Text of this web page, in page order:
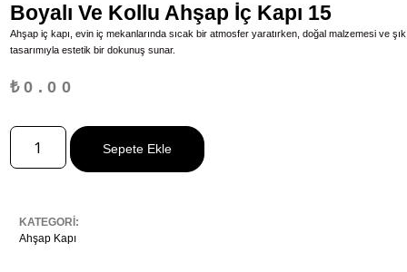
Boyalı Ve Kollu Ahşap İç Kapı 15
Ahşap iç kapı, evin iç mekanlarında sıcak bir atmosfer yaratırken, doğal malzemesi ve şık
tasarımıyla estetik bir dokunuş sunar.
₺0.00
Sepete Ekle
KATEGORİ:
Ahşap Kapı